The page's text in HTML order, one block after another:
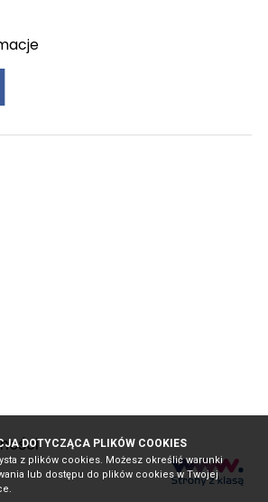
DOTYCZĄCA PLIKÓW COOKIES
z plików cookies. Możesz określić warunki
lub dostępu do plików cookies w Twojej